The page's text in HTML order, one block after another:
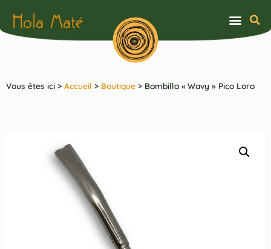
Hola Maté
Vous êtes ici > Accueil > Boutique > Bombilla « Wavy » Pico Loro